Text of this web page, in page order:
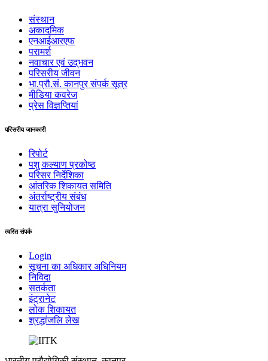
संस्थान
अकादमिक
एनआईआरएफ
परामर्श
नवाचार एवं उद्‌‌भवन
परिसरीय जीवन
भा.प्रौ.सं. कानपुर संपर्क सूत्र
मीडिया कवरेज
प्रेस विज्ञप्तियां
परिसरीय जानकारी
रिपोर्ट
पशु कल्याण प्रकोष्ठ
परिसर निर्देशिका
आंतरिक शिकायत समिति
अंतर्राष्‍ट्रीय संबंध
यात्रा सुनियोजन
त्वरित संपर्क
Login
सूचना का अधिकार अधिनियम
निविदा
सतर्कता
इंट्रानेट
लोक शिकायत
श्रद्धांजलि लेख